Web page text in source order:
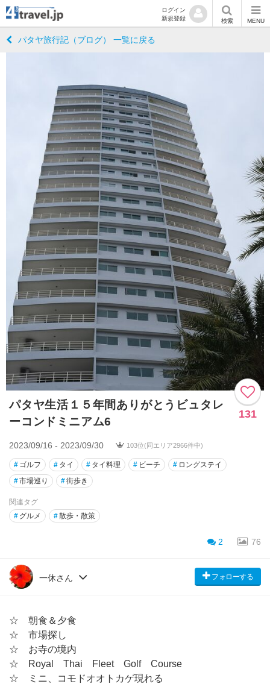
ログイン
新規登録
検索 MENU
パタヤ旅行記（ブログ） 一覧に戻る
パタヤ生活１５年間ありがとうビュタレ
ーコンドミニアム6
131
2023/09/16 - 2023/09/30 103位(同エリア2966件中)
# ゴルフ # タイ # タイ料理 # ビーチ # ロングステイ
#市場巡り #街歩き
関連タグ
# グルメ #散歩・散策
2 76
一休さん フォローする
☆ 朝食＆夕食
☆ 市場探し
☆ お寺の境内
☆ Royal Thai Fleet Golf Course
☆ ミニ、コモドオオトカゲ現れる